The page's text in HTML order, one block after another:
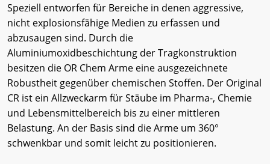
Speziell entworfen für Bereiche in denen aggressive,
nicht explosionsfähige Medien zu erfassen und
abzusaugen sind. Durch die
Aluminiumoxidbeschichtung der Tragkonstruktion
besitzen die OR Chem Arme eine ausgezeichnete
Robustheit gegenüber chemischen Stoffen. Der Original
CR ist ein Allzweckarm für Stäube im Pharma-, Chemie
und Lebensmittelbereich bis zu einer mittleren
Belastung. An der Basis sind die Arme um 360°
schwenkbar und somit leicht zu positionieren.